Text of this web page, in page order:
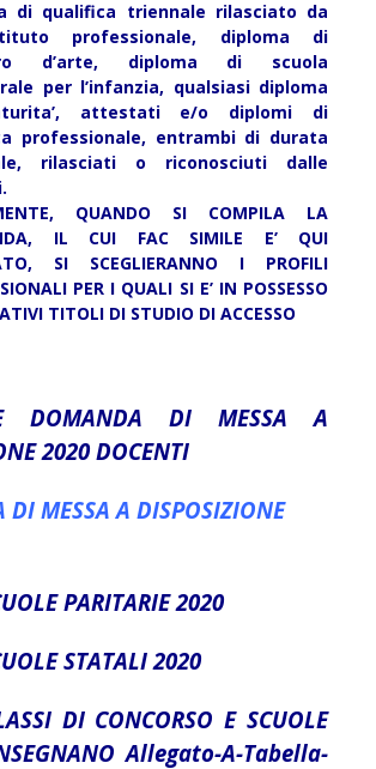
di qualifica triennale rilasciato da
professionale, diploma di
d’arte, diploma di scuola
per l’infanzia, qualsiasi diploma
attestati e/o diplomi di
professionale, entrambi di durata
rilasciati o riconosciuti dalle
QUANDO SI COMPILA LA
IL CUI FAC SIMILE E’ QUI
SI SCEGLIERANNO I PROFILI
PER I QUALI SI E’ IN POSSESSO
TITOLI DI STUDIO DI ACCESSO
DOMANDA DI MESSA A
2020 DOCENTI
MESSA A DISPOSIZIONE
PARITARIE 2020
STATALI 2020
DI CONCORSO E SCUOLE
Allegato-A-Tabella-